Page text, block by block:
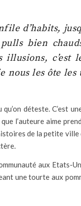
d’habits,
bien
illusions, c’est
nous les ôte les
déteste. C’est
l’auteure aime
de la petite
aux Etats-
une tourte aux